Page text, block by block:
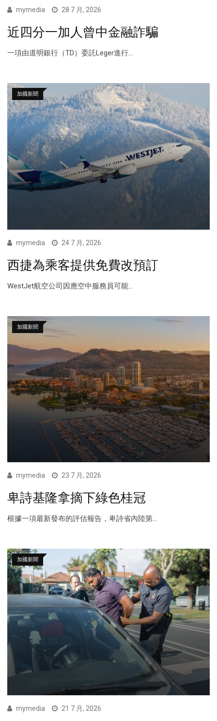
mymedia 28 7 月, 2026
近四分一加人曾中金融詐騙
一項由道明銀行（TD）委託Leger進行...
加國新聞
mymedia 24 7 月, 2026
西捷為乘客提供免費改預訂
WestJet航空公司因應空中服務員可能...
加國新聞
mymedia 23 7 月, 2026
卑詩基隆拿摘下綠色桂冠
根據一項最新發布的評估報告，卑詩省內陸第...
加國新聞
mymedia 21 7 月, 2026